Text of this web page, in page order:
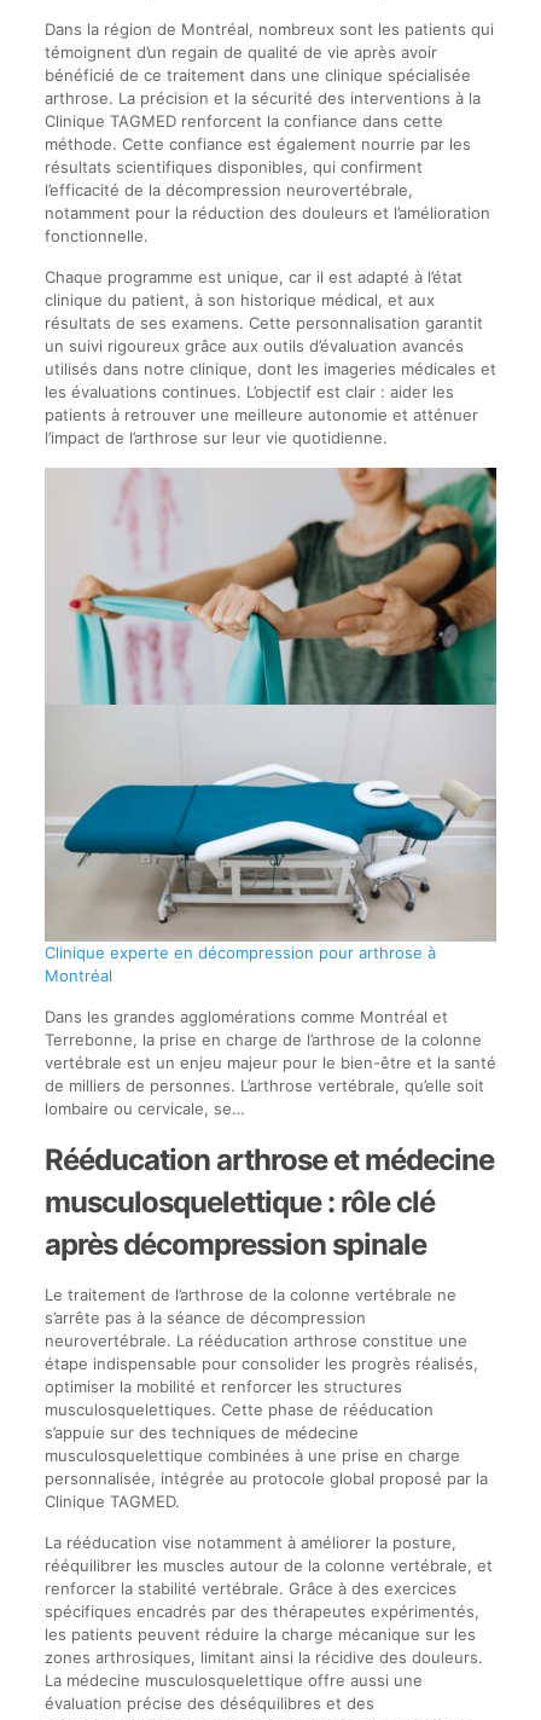
Dans la région de Montréal, nombreux sont les patients qui
témoignent d’un regain de qualité de vie après avoir
bénéficié de ce traitement dans une clinique spécialisée
arthrose. La précision et la sécurité des interventions à la
Clinique TAGMED renforcent la confiance dans cette
méthode. Cette confiance est également nourrie par les
résultats scientifiques disponibles, qui confirment
l’efficacité de la décompression neurovertébrale,
notamment pour la réduction des douleurs et l’amélioration
fonctionnelle.
Chaque programme est unique, car il est adapté à l’état
clinique du patient, à son historique médical, et aux
résultats de ses examens. Cette personnalisation garantit
un suivi rigoureux grâce aux outils d’évaluation avancés
utilisés dans notre clinique, dont les imageries médicales et
les évaluations continues. L’objectif est clair : aider les
patients à retrouver une meilleure autonomie et atténuer
l’impact de l’arthrose sur leur vie quotidienne.
Clinique experte en décompression pour arthrose à
Montréal
Dans les grandes agglomérations comme Montréal et
Terrebonne, la prise en charge de l’arthrose de la colonne
vertébrale est un enjeu majeur pour le bien-être et la santé
de milliers de personnes. L’arthrose vertébrale, qu’elle soit
lombaire ou cervicale, se…
Rééducation arthrose et médecine
musculosquelettique : rôle clé
après décompression spinale
Le traitement de l’arthrose de la colonne vertébrale ne
s’arrête pas à la séance de décompression
neurovertébrale. La rééducation arthrose constitue une
étape indispensable pour consolider les progrès réalisés,
optimiser la mobilité et renforcer les structures
musculosquelettiques. Cette phase de rééducation
s’appuie sur des techniques de médecine
musculosquelettique combinées à une prise en charge
personnalisée, intégrée au protocole global proposé par la
Clinique TAGMED.
La rééducation vise notamment à améliorer la posture,
rééquilibrer les muscles autour de la colonne vertébrale, et
renforcer la stabilité vertébrale. Grâce à des exercices
spécifiques encadrés par des thérapeutes expérimentés,
les patients peuvent réduire la charge mécanique sur les
zones arthrosiques, limitant ainsi la récidive des douleurs.
La médecine musculosquelettique offre aussi une
évaluation précise des déséquilibres et des